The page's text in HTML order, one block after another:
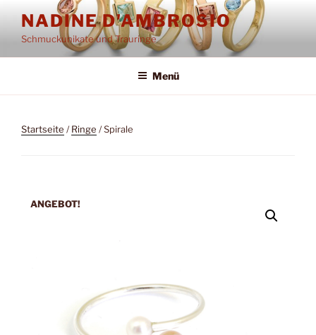
Inhalt
springen
NADINE D'AMBROSIO
Schmuckunikate und Trauringe
Menü
Startseite /Ringe / Spirale
ANGEBOT!